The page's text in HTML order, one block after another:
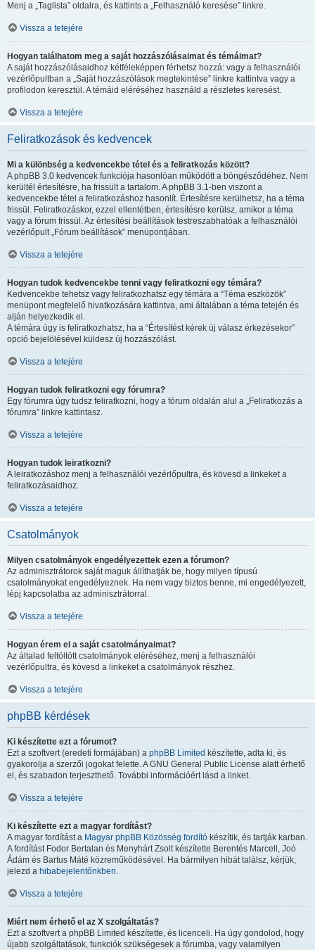
Menj a „Taglista” oldalra, és kattints a „Felhasználó keresése” linkre.
Vissza a tetejére
Hogyan találhatom meg a saját hozzászólásaimat és témáimat?
A saját hozzászólásaidhoz kétféleképpen férhetsz hozzá: vagy a felhasználói
vezérlőpultban a „Saját hozzászólások megtekintése” linkre kattintva vagy a
profilodon keresztül. A témáid eléréséhez használd a részletes keresést.
Vissza a tetejére
Feliratkozások és kedvencek
Mi a különbség a kedvencekbe tétel és a feliratkozás között?
A phpBB 3.0 kedvencek funkciója hasonlóan működött a böngésződéhez. Nem
kerültél értesítésre, ha frissült a tartalom. A phpBB 3.1-ben viszont a
kedvencekbe tétel a feliratkozáshoz hasonlít. Értesítésre kerülhetsz, ha a téma
frissül. Feliratkozáskor, ezzel ellentétben, értesítésre kerülsz, amikor a téma
vagy a fórum frissül. Az értesítési beállítások testreszabhatóak a felhasználói
vezérlőpult „Fórum beállítások” menüpontjában.
Vissza a tetejére
Hogyan tudok kedvencekbe tenni vagy feliratkozni egy témára?
Kedvencekbe tehetsz vagy feliratkozhatsz egy témára a “Téma eszközök”
menüpont megfelelő hivatkozására kattintva, ami általában a téma tetején és
alján helyezkedik el.
A témára úgy is feliratkozhatsz, ha a “Értesítést kérek új válasz érkezésekor”
opció bejelölésével küldesz új hozzászólást.
Vissza a tetejére
Hogyan tudok feliratkozni egy fórumra?
Egy fórumra úgy tudsz feliratkozni, hogy a fórum oldalán alul a „Feliratkozás a
fórumra” linkre kattintasz.
Vissza a tetejére
Hogyan tudok leiratkozni?
A leiratkozáshoz menj a felhasználói vezérlőpultra, és kövesd a linkeket a
feliratkozásaidhoz.
Vissza a tetejére
Csatolmányok
Milyen csatolmányok engedélyezettek ezen a fórumon?
Az adminisztrátorok saját maguk állíthatják be, hogy milyen típusú
csatolmányokat engedélyeznek. Ha nem vagy biztos benne, mi engedélyezett,
lépj kapcsolatba az adminisztrátorral.
Vissza a tetejére
Hogyan érem el a saját csatolmányaimat?
Az általad feltöltött csatolmányok eléréséhez, menj a felhasználói
vezérlőpultra, és kövesd a linkeket a csatolmányok részhez.
Vissza a tetejére
phpBB kérdések
Ki készítette ezt a fórumot?
Ezt a szoftvert (eredeti formájában) a phpBB Limited készítette, adta ki, és
gyakorolja a szerzői jogokat felette. A GNU General Public License alatt érhető
el, és szabadon terjeszthető. További információért lásd a linket.
Vissza a tetejére
Ki készítette ezt a magyar fordítást?
A magyar fordítást a Magyar phpBB Közösség fordító készítik, és tartják karban.
A fordítást Fodor Bertalan és Menyhárt Zsolt készítette Berentés Marcell, Joó
Ádám és Bartus Máté közreműködésével. Ha bármilyen hibát találsz, kérjük,
jelezd a hibabejelentőnkben.
Vissza a tetejére
Miért nem érhető el az X szolgáltatás?
Ezt a szoftvert a phpBB Limited készítette, és licenceli. Ha úgy gondolod, hogy
újabb szolgáltatások, funkciók szükségesek a fórumba, vagy valamilyen